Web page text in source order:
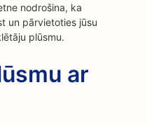
nodrošina, ka
un pārvietoties jūsu
plūsmu.
ar